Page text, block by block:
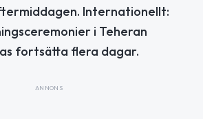
Internationellt:
i Teheran
fortsätta flera dagar.
ANNONS